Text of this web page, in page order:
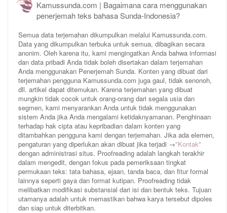
Kamussunda.com | Bagaimana cara menggunakan
penerjemah teks bahasa Sunda-Indonesia?
Semua data terjemahan dikumpulkan melalui Kamussunda.com.
Data yang dikumpulkan terbuka untuk semua, dibagikan secara
anonim. Oleh karena itu, kami mengingatkan Anda bahwa informasi
dan data pribadi Anda tidak boleh disertakan dalam terjemahan
Anda menggunakan Penerjemah Sunda. Konten yang dibuat dari
terjemahan pengguna Kamussunda.com juga gaul, tidak senonoh,
dll. artikel dapat ditemukan. Karena terjemahan yang dibuat
mungkin tidak cocok untuk orang-orang dari segala usia dan
segmen, kami menyarankan Anda untuk tidak menggunakan
sistem Anda jika Anda mengalami ketidaknyamanan. Penghinaan
terhadap hak cipta atau kepribadian dalam konten yang
ditambahkan pengguna kami dengan terjemahan. Jika ada elemen,
pengaturan yang diperlukan akan dibuat jika terjadi →"Kontak"
dengan administrasi situs. Proofreading adalah langkah terakhir
dalam mengedit, dengan fokus pada pemeriksaan tingkat
permukaan teks: tata bahasa, ejaan, tanda baca, dan fitur formal
lainnya seperti gaya dan format kutipan. Proofreading tidak
melibatkan modifikasi substansial dari isi dan bentuk teks. Tujuan
utamanya adalah untuk memastikan bahwa karya tersebut dipoles
dan siap untuk diterbitkan.